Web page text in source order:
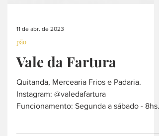
11 de abr. de 2023
pão
Vale da Fartura
Quitanda, Mercearia Frios e Padaria.
Instagram: @valedafartura
às 19h e Domingo - 8hs às 13h...